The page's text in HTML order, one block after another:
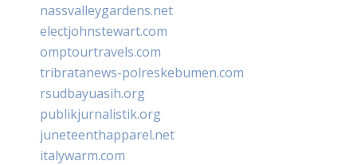
nassvalleygardens.net
electjohnstewart.com
omptourtravels.com
tribratanews-polreskebumen.com
rsudbayuasih.org
publikjurnalistik.org
juneteenthapparel.net
italywarm.com